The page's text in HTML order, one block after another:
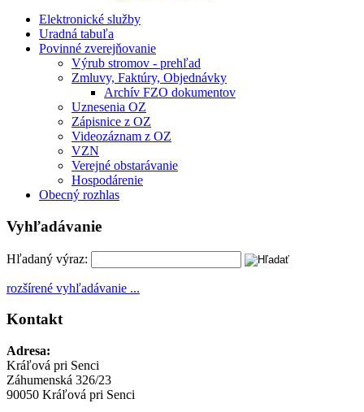
Elektronické služby
Uradná tabuľa
Povinné zverejňovanie
Výrub stromov - prehľad
Zmluvy, Faktúry, Objednávky
Archív FZO dokumentov
Uznesenia OZ
Zápisnice z OZ
Videozáznam z OZ
VZN
Verejné obstarávanie
Hospodárenie
Obecný rozhlas
Vyhľadávanie
Hľadaný výraz:
rozšírené vyhľadávanie ...
Kontakt
Adresa:
Kráľová pri Senci
Záhumenská 326/23
90050 Kráľová pri Senci